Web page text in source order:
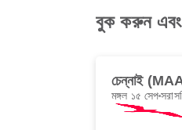
বুক করুন
চেন্নাই
মঙ্গল ১৫ সেপ